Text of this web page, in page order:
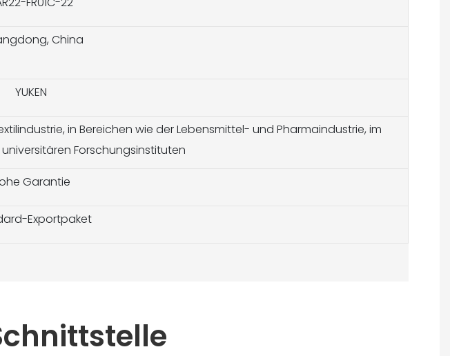
China
YUKEN
in Bereichen wie der Lebensmittel- und Pharmaindustrie, im
Forschungsinstituten
Garantie
Exportpaket